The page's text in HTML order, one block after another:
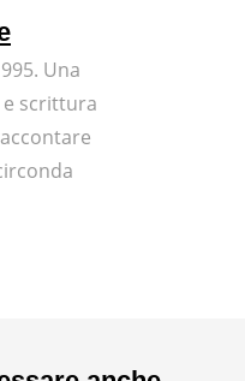
Una
scrittura